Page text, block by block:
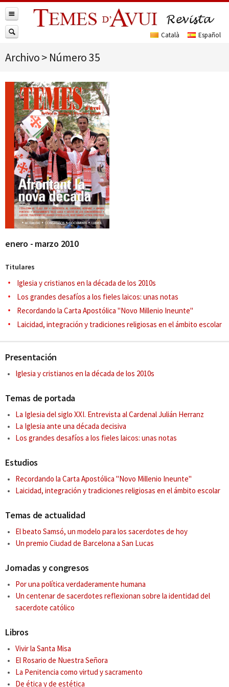
Archivo> Número 35
enero - marzo 2010
Titulares
Iglesia y cristianos en la década de los 2010s
Los grandes desafíos a los fieles laicos: unas notas
Recordando la Carta Apostólica ''Novo Millenio Ineunte''
Laicidad, integración y tradiciones religiosas en el ámbito escolar
Presentación
Iglesia y cristianos en la década de los 2010s
Temas de portada
La Iglesia del siglo XXI. Entrevista al Cardenal Julián Herranz
La Iglesia ante una década decisiva
Los grandes desafíos a los fieles laicos: unas notas
Estudios
Recordando la Carta Apostólica ''Novo Millenio Ineunte''
Laicidad, integración y tradiciones religiosas en el ámbito escolar
Temas de actualidad
El beato Samsó, un modelo para los sacerdotes de hoy
Un premio Ciudad de Barcelona a San Lucas
Jornadas y congresos
Por una política verdaderamente humana
Un centenar de sacerdotes reflexionan sobre la identidad del
sacerdote católico
Libros
Vivir la Santa Misa
El Rosario de Nuestra Señora
La Penitencia como virtud y sacramento
De ética y de estética